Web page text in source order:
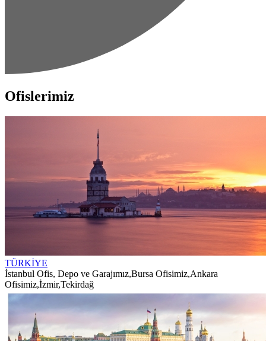
Ofislerimiz
TÜRKİYE
İstanbul Ofis, Depo ve Garajımız,Bursa Ofisimiz,Ankara
Ofisimiz,İzmir,Tekirdağ